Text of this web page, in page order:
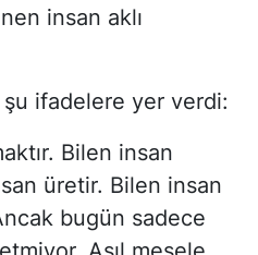
insan aklı
şu ifadelere yer verdi:
Bilen insan
üretir. Bilen insan
bugün sadece